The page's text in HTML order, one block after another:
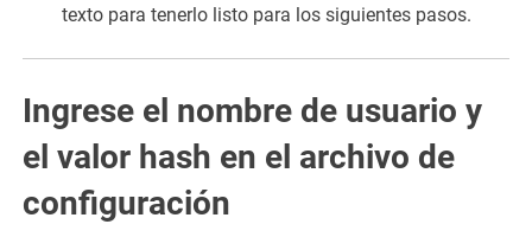
texto para tenerlo listo para los siguientes pasos.
Ingrese el nombre de usuario y
el valor hash en el archivo de
configuración